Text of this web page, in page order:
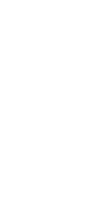
Ürün resmi
Ürün
Ürün
Ürün fiyatı
Bu ürüne